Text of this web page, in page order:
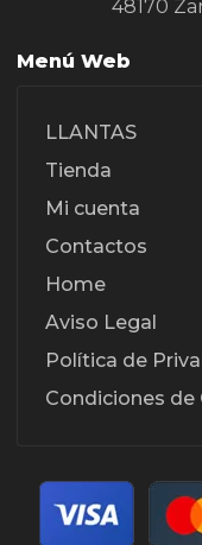
48170
Menú Web
LLANTAS
Tienda
Mi cuenta
Contactos
Home
Aviso Legal
Política de
Condiciones de